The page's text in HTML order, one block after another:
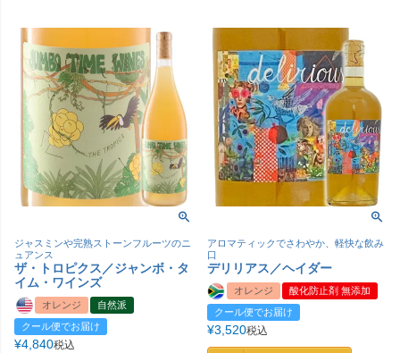
ジャスミンや完熟ストーンフルーツのニ
ュアンス
ザ・トロピクス／ジャンボ・タ
イム・ワインズ
オレンジ
自然派
クール便でお届け
¥4,840税込
アロマティックでさわやか、軽快な飲み
口
デリリアス／ヘイダー
オレンジ
酸化防止剤 無添加
クール便でお届け
¥3,520税込